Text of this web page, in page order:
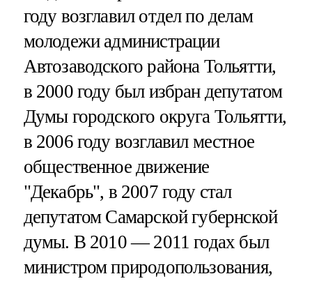
году возглавил отдел по делам
молодежи администрации
Автозаводского района Тольятти,
в 2000 году был избран депутатом
Думы городского округа Тольятти,
в 2006 году возглавил местное
общественное движение
"Декабрь", в 2007 году стал
депутатом Самарской губернской
думы. В 2010 — 2011 годах был
министром природопользования,